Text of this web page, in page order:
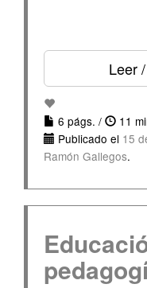
Leer
6 págs. / 11
Publicado el 15
Ramón Gallegos.